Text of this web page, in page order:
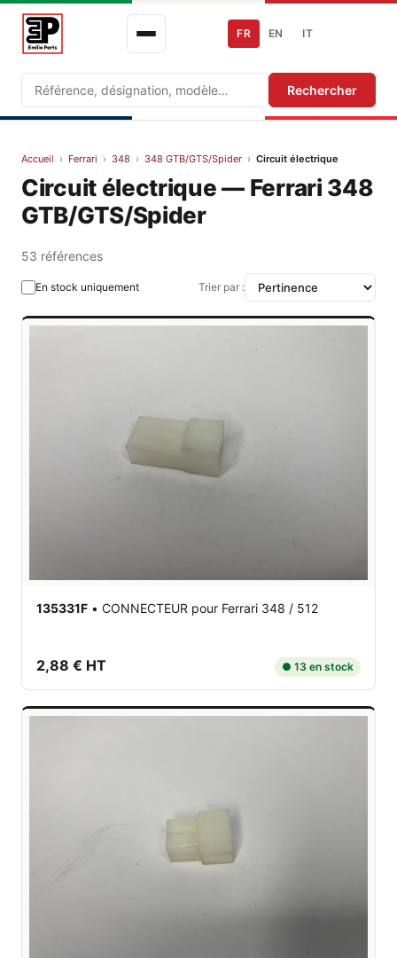
Recherche Rechercher
FR EN IT
Accueil › Ferrari › 348 › 348 GTB/GTS/Spider › Circuit électrique
Circuit électrique — Ferrari 348
GTB/GTS/Spider
53 références
En stock uniquement Trier par :
135331F • CONNECTEUR pour Ferrari 348 / 512
2,88 € HT ● 13 en stock